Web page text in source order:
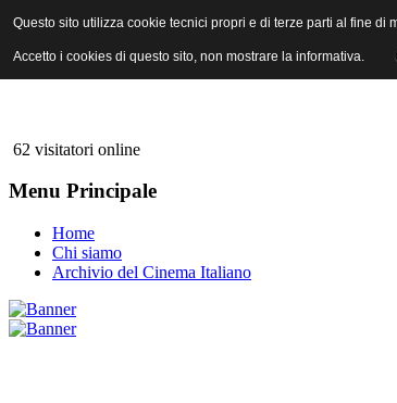
ANICA | Associazione Nazionale Industrie
62 visitatori online
Menu Principale
Home
Chi siamo
Archivio del Cinema Italiano
Questo sito utilizza cookie tecnici propri e di terze parti al fine
Accetto i cookies di questo sito, non mostrare la informativa.
Questo sito utilizza cookie tecnici propri e di terze parti al fine
Accetto i cookies di questo sito, non mostrare la informativa.